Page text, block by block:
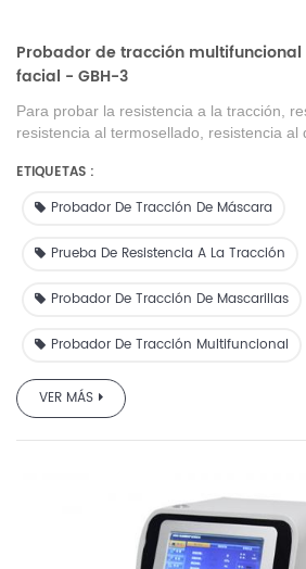
Probador de tracción
facial - GBH-3
Para probar la resistencia a la tracción,
resistencia al termosellado, resistencia al
cintas, material de embalaje blando,
telas no tejidas y otros materiales de
ETIQUETAS :
Probador De Tracción De Máscara
Prueba De Resistencia A La Tracción
Probador De Tracción De Mascarillas
Probador De Tracción Multifuncional
VER MÁS